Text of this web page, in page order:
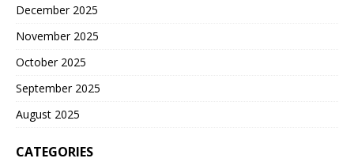
December 2025
November 2025
October 2025
September 2025
August 2025
CATEGORIES